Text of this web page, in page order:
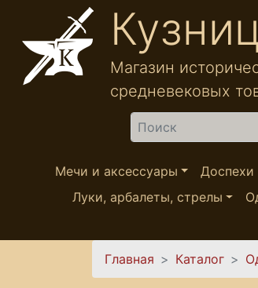
Перейти к основному содержанию
Магазин
средневековых
Найти
Мечи и аксессуары Доспехи
Луки, арбалеты, стрелы
Вы здесь
Главная Каталог